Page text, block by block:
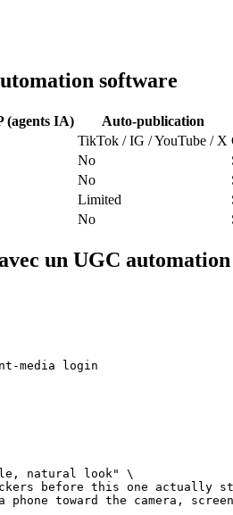
software
(agents IA) Auto-publication
TikTok / IG / YouTube / X
No
No
Limited
No
un UGC
media login
natural look" \
before this one actually
phone toward the camera,